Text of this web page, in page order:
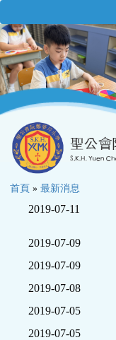
首頁 » 最新消息
2019-07-11
2019-07-09
2019-07-09
2019-07-08
2019-07-05
2019-07-05